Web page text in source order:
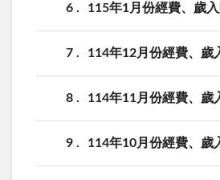
6 115年1月份經費、歲
7 114年12月份經費、歲
8 114年11月份經費、歲
9 114年10月份經費、歲